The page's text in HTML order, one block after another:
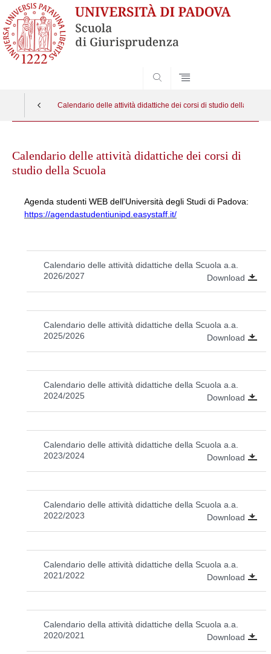
Calendario delle attività didattiche dei corsi di studio della Scuola
contentCalendario delle attività didattiche dei corsi di
studio della Scuola
Agenda studenti WEB dell'Università degli Studi di Padova:
https://agendastudentiunipd.easystaff.it/
Calendario delle attività didattiche della Scuola a.a.
2026/2027
Download
Calendario delle attività didattiche della Scuola a.a.
2025/2026
Download
Calendario delle attività didattiche della Scuola a.a.
2024/2025
Download
Calendario delle attività didattiche della Scuola a.a.
2023/2024
Download
Calendario delle attività didattiche della Scuola a.a.
2022/2023
Download
Calendario delle attività didattiche della Scuola a.a.
2021/2022
Download
Calendario della attività didattiche della Scuola a.a.
2020/2021
Download